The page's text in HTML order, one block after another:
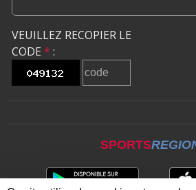
VEUILLEZ RECOPIER LE
CODE * :
SPORTS